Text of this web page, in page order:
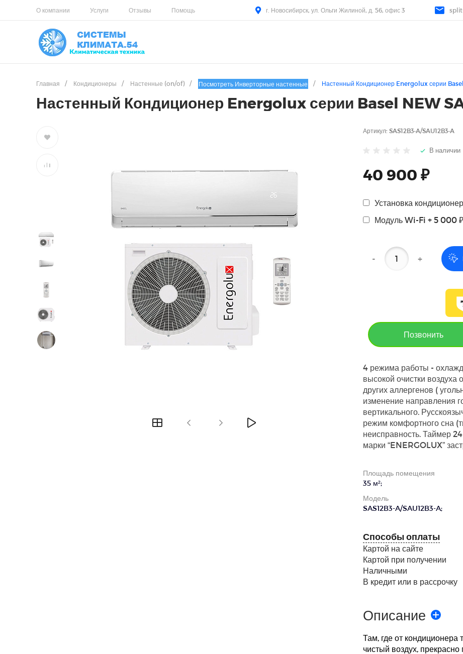
О компании Услуги Отзывы Помощь г. Новосибирск, ул. Ольги Жилиной, д. 56, офис 3
Главная / Кондиционеры / Настенные (on/of) / Посмотреть Инверторные настенные / Настенный Кондиционер Energolux серии
Настенный Кондиционер Energolux серии Basel NEW
Артикул: SAS12B3-A/SAU12B3-A
В наличии
40 900 ₽
Установка
Модуль Wi-Fi + 5 000 ₽
- +
Позвонить
4 режима работы -
высокой очистки воздуха
других аллергенов (
изменение направления
вертикального.
режим комфортного сна
неисправность. Таймер
марки “ENERGOLUX”
Площадь помещения
35 м²;
Модель
SAS12B3-A/SAU12B3-A;
Способы оплаты
Картой на сайте
Картой при получении
Наличными
В кредит или в рассрочку
Описание
Там, где от кондиционера
чистый воздух,